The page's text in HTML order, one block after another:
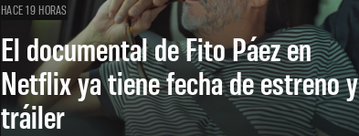
HACE 19 HORAS
El documental de Fito Páez en
Netflix ya tiene fecha de estreno y
tráiler